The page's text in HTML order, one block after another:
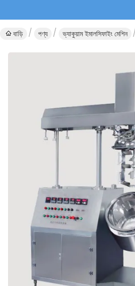
বাড়ি পণ্য ভ্যাকুয়াম ইমালসিফাইং মেশিন